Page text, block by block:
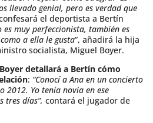
llevado genial, pero es verdad que
el deportista a Bertín
muy perfeccionista, también es
a ella le gusta”, añadirá la hija
socialista, Miguel Boyer.
detallará a Bertín cómo
: “Conocí a Ana en un concierto
2012. Yo tenía novia en ese
tres días”, contará el jugador de